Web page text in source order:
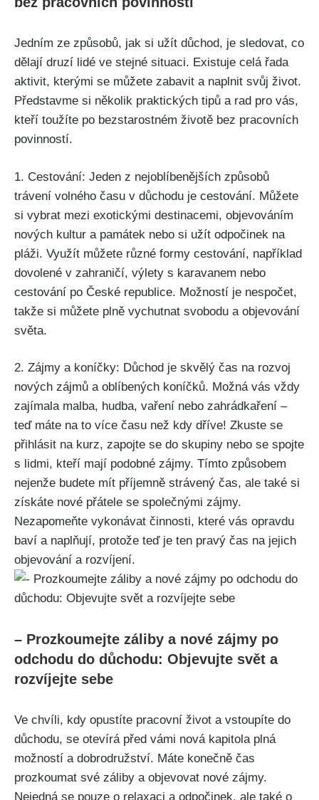
Jedním ze způsobů, jak si užít důchod, je sledovat, co
dělají druzí lidé ve stejné situaci. Existuje celá řada
aktivit, kterými se můžete zabavit a naplnit svůj život.
Představme si několik praktických tipů a rad pro vás,
kteří toužíte po bezstarostném životě bez pracovních
povinností.
1. Cestování: Jeden z nejoblíbenějších způsobů
trávení volného času v důchodu je cestování. Můžete
si vybrat mezi exotickými destinacemi, objevováním
nových kultur a památek nebo si užít odpočinek na
pláži. Využít můžete různé formy cestování, například
dovolené v zahraničí, výlety s karavanem nebo
cestování po České republice. Možností je nespočet,
takže si můžete plně vychutnat svobodu a objevování
světa.
2. Zájmy a koníčky: Důchod je skvělý čas na rozvoj
nových zájmů a oblíbených koníčků. Možná vás vždy
zajímala malba, hudba, vaření nebo zahrádkaření –
teď máte na to více času než kdy dříve! Zkuste se
přihlásit na kurz, zapojte se do skupiny nebo se spojte
s lidmi, kteří mají podobné zájmy. Tímto způsobem
nejenže budete mít příjemně strávený čas, ale také si
získáte nové přátele se společnými zájmy.
Nezapomeňte vykonávat činnosti, které vás opravdu
baví a naplňují, protože teď je ten pravý čas na jejich
objevování a rozvíjení.
– Prozkoumejte záliby a nové zájmy po
odchodu do důchodu: Objevujte svět a
rozvíjejte sebe
Ve chvíli, kdy opustíte pracovní život a vstoupíte do
důchodu, se otevírá před vámi nová kapitola plná
možností a dobrodružství. Máte konečně čas
prozkoumat své záliby a objevovat nové zájmy.
Nejedná se pouze o relaxaci a odpočinek, ale také o